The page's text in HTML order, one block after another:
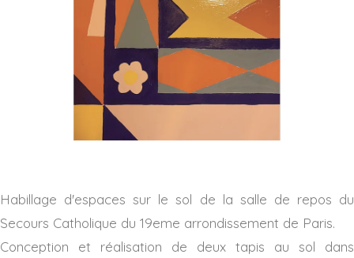
Habillage d'espaces sur le sol de la salle de repos du
Secours Catholique du 19eme arrondissement de Paris.
Conception et réalisation de deux tapis au sol dans